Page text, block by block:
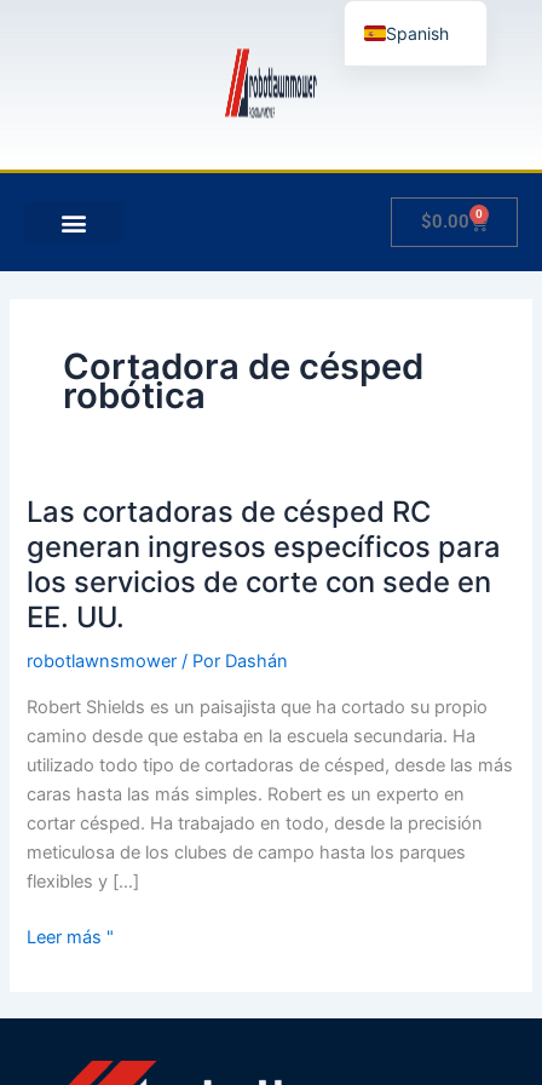
$0.00 0
Carrito
Cortadora de césped
robótica
Las cortadoras de césped RC
generan ingresos específicos para
los servicios de corte con sede en
EE. UU.
robotlawnsmower / Por Dashán
Robert Shields es un paisajista que ha cortado su propio
camino desde que estaba en la escuela secundaria. Ha
utilizado todo tipo de cortadoras de césped, desde las más
caras hasta las más simples. Robert es un experto en
cortar césped. Ha trabajado en todo, desde la precisión
meticulosa de los clubes de campo hasta los parques
flexibles y […]
Las
cortadoras
de
césped
RC
generan
específicos
para
los
servicios
de
corte
con
en
Leer más "
Spanish
Japanese
Hungarian
Italian